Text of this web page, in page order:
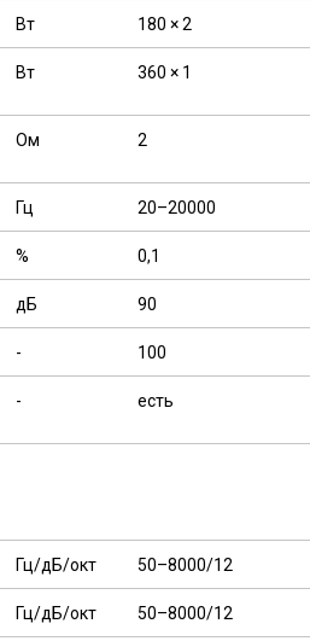
Вт 180 × 2
Вт 360 × 1
Ом 2
Гц 20–20000
% 0,1
дБ 90
- 100
- есть
Гц/дБ/окт 50–8000/12
Гц/дБ/окт 50–8000/12